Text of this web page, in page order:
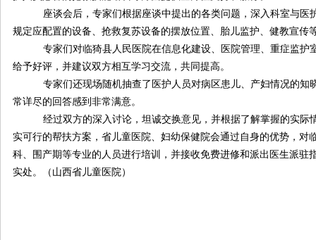
座谈会后，专家们根据座谈中提出的各类问题，深入科室与医
规定应配置的设备、抢救复苏设备的摆放位置、胎儿监护、健教宣传
专家们对临猗县人民医院在信息化建设、医院管理、重症监护
给予好评，并建议双方相互学习交流，共同提高。
专家们还现场随机抽查了医护人员对病区患儿、产妇情况的知
常详尽的回答感到非常满意。
经过双方的深入讨论，坦诚交换意见，并根据了解掌握的实际
实可行的帮扶方案，省儿童医院、妇幼保健院会通过自身的优势，对
科、围产期等专业的人员进行培训，并接收免费进修和派出医生派驻
实处。（山西省儿童医院）